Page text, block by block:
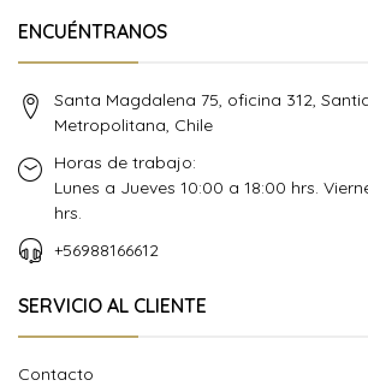
ENCUÉNTRANOS
Santa Magdalena 75, oficina 312,
Metropolitana, Chile
Horas de trabajo:
Lunes a Jueves 10:00 a 18:00 hrs.
hrs.
+56988166612
SERVICIO AL CLIENTE
Contacto